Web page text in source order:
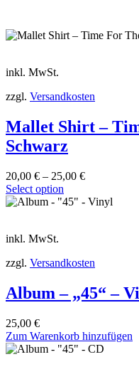
inkl. MwSt.
zzgl. Versandkosten
Mallet Shirt –
Schwarz
20,00 € – 25,00 €
Select option
inkl. MwSt.
zzgl. Versandkosten
Album – „45“ –
25,00 €
Zum Warenkorb hinzufügen